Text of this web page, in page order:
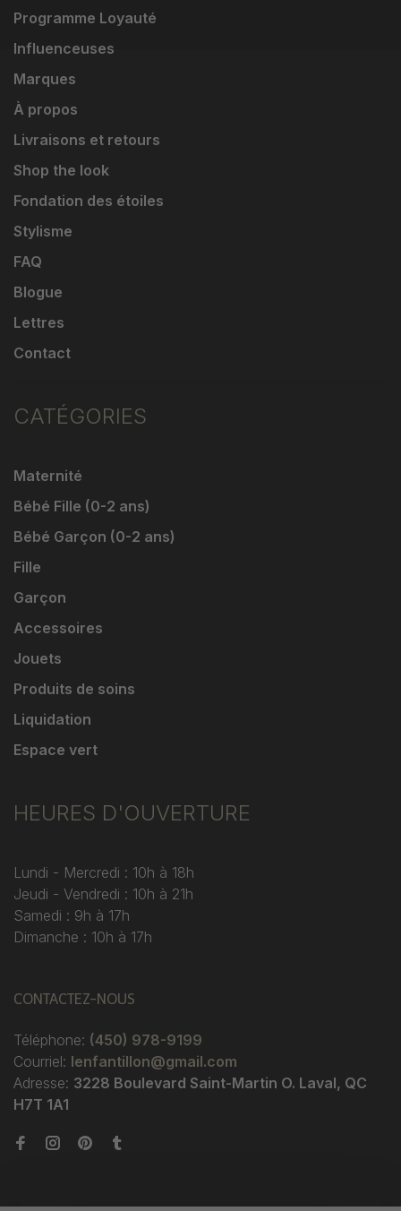
Programme Loyauté
Influenceuses
Marques
À propos
Livraisons et retours
Shop the look
Fondation des étoiles
Stylisme
FAQ
Blogue
Lettres
Contact
CATÉGORIES
Maternité
Bébé Fille (0-2 ans)
Bébé Garçon (0-2 ans)
Fille
Garçon
Accessoires
Jouets
Produits de soins
Liquidation
Espace vert
HEURES D'OUVERTURE
Lundi - Mercredi : 10h à 18h
Jeudi - Vendredi : 10h à 21h
Samedi : 9h à 17h
Dimanche : 10h à 17h
CONTACTEZ-NOUS
Téléphone: (450) 978-9199
Courriel: lenfantillon@gmail.com
Adresse: 3228 Boulevard Saint-Martin O. Laval, QC
H7T 1A1